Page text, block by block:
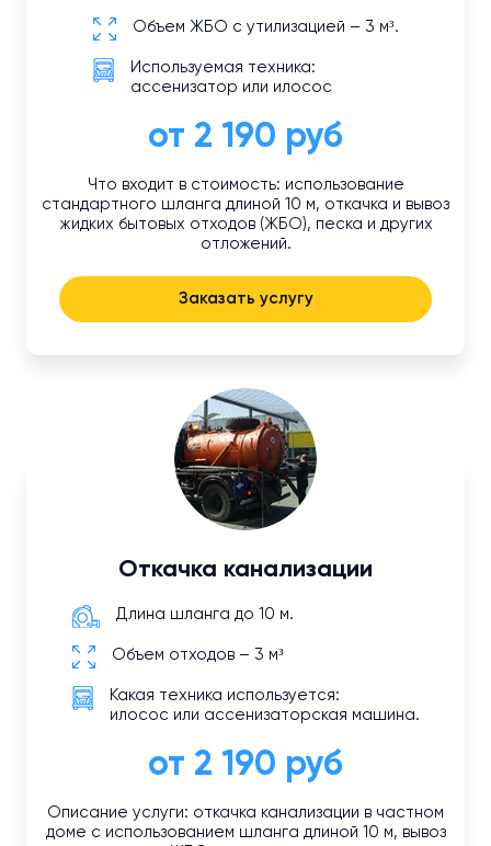
Объем ЖБО с утилизацией – 3 м³.
Используемая техника:
ассенизатор или илосос
от 2 190 руб
Что входит в стоимость: использование
стандартного шланга длиной 10 м, откачка и вывоз
жидких бытовых отходов (ЖБО), песка и других
отложений.
Заказать услугу
Откачка канализации
Длина шланга до 10 м.
Объем отходов – 3 м³
Какая техника используется:
илосос или ассенизаторская машина.
от 2 190 руб
Описание услуги: откачка канализации в частном
доме с использованием шланга длиной 10 м, вывоз